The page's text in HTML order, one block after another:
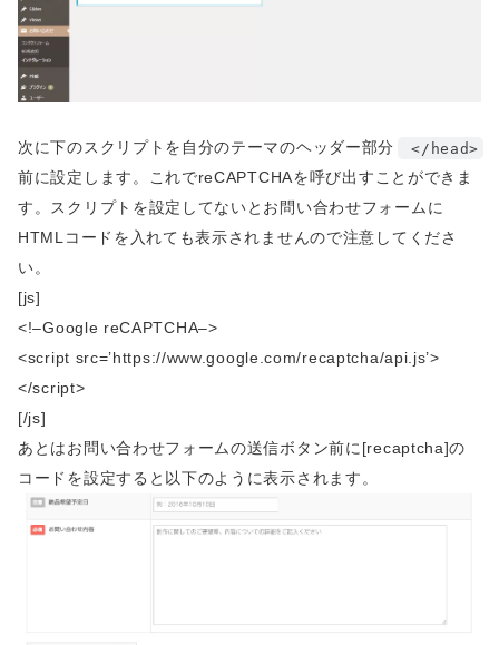
次に下のスクリプトを自分のテーマのヘッダー部分 </head>
前に設定します。これでreCAPTCHAを呼び出すことができま
す。スクリプトを設定してないとお問い合わせフォームに
HTMLコードを入れても表示されませんので注意してくださ
い。
[js]
<!–Google reCAPTCHA–>
<script src=’https://www.google.com/recaptcha/api.js’>
</script>
[/js]
あとはお問い合わせフォームの送信ボタン前に[recaptcha]の
コードを設定すると以下のように表示されます。